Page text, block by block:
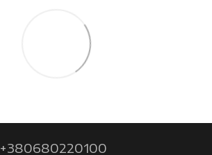
+380680220100